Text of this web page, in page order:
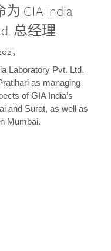
GIA India
总经理
Laboratory Pvt. Ltd.
as managing
of GIA India’s
and Surat, as well as
Mumbai.